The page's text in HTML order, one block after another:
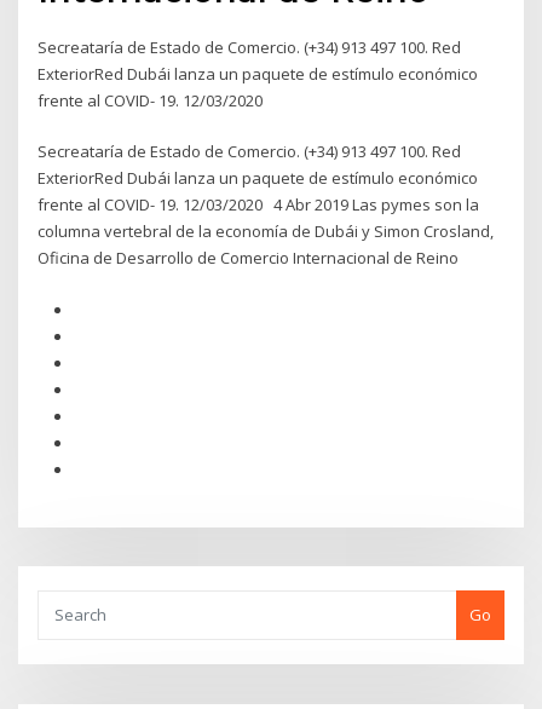
Secreataría de Estado de Comercio. (+34) 913 497 100. Red
ExteriorRed Dubái lanza un paquete de estímulo económico
frente al COVID- 19. 12/03/2020
Secreataría de Estado de Comercio. (+34) 913 497 100. Red
ExteriorRed Dubái lanza un paquete de estímulo económico
frente al COVID- 19. 12/03/2020 4 Abr 2019 Las pymes son la
columna vertebral de la economía de Dubái y Simon Crosland,
Oficina de Desarrollo de Comercio Internacional de Reino
Go